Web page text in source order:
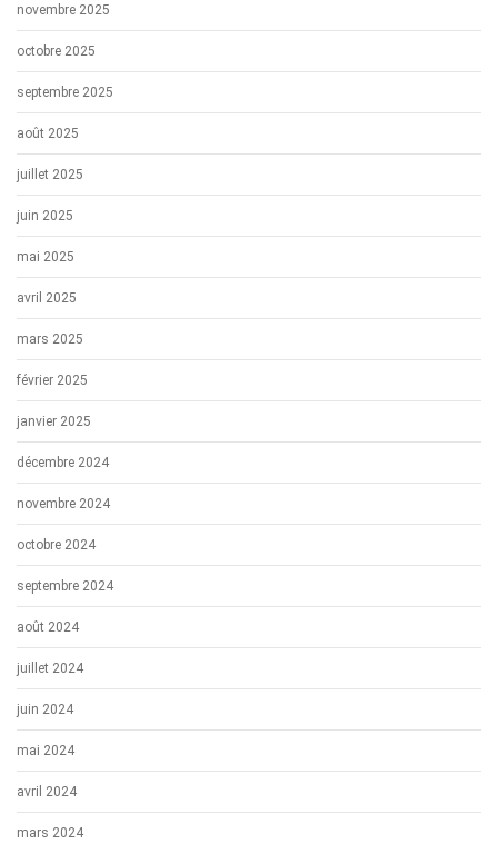
novembre 2025
octobre 2025
septembre 2025
août 2025
juillet 2025
juin 2025
mai 2025
avril 2025
mars 2025
février 2025
janvier 2025
décembre 2024
novembre 2024
octobre 2024
septembre 2024
août 2024
juillet 2024
juin 2024
mai 2024
avril 2024
mars 2024